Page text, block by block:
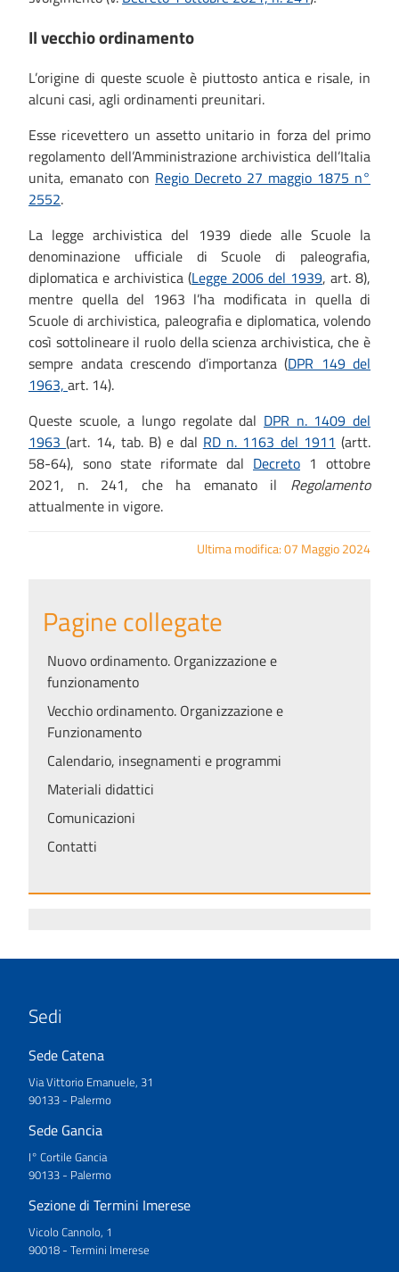
Il vecchio ordinamento
L’origine di queste scuole è piuttosto antica e risale, in
alcuni casi, agli ordinamenti preunitari.
Esse ricevettero un assetto unitario in forza del primo
regolamento dell’Amministrazione archivistica dell’Italia
unita, emanato con Regio Decreto 27 maggio 1875 n°
2552.
La legge archivistica del 1939 diede alle Scuole la
denominazione ufficiale di Scuole di paleografia,
diplomatica e archivistica (Legge 2006 del 1939, art. 8),
mentre quella del 1963 l’ha modificata in quella di
Scuole di archivistica, paleografia e diplomatica, volendo
così sottolineare il ruolo della scienza archivistica, che è
sempre andata crescendo d’importanza (DPR 149 del
1963, art. 14).
Queste scuole, a lungo regolate dal DPR n. 1409 del
1963(art. 14, tab. B) e dal RD n. 1163 del 1911 (artt.
58-64), sono state riformate dal Decreto 1 ottobre
2021, n. 241, che ha emanato il Regolamento
attualmente in vigore.
Ultima modifica: 07 Maggio 2024
Pagine collegate
Nuovo ordinamento. Organizzazione e
funzionamento
Vecchio ordinamento. Organizzazione e
Funzionamento
Calendario, insegnamenti e programmi
Materiali didattici
Comunicazioni
Contatti
Sedi
Sede Catena
Via Vittorio Emanuele, 31
90133 - Palermo
Sede Gancia
I° Cortile Gancia
90133 - Palermo
Sezione di Termini Imerese
Vicolo Cannolo, 1
90018 - Termini Imerese